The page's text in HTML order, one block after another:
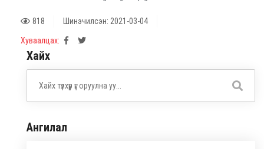
818 Шинэчилсэн: 2021-03-04
Хуваалцах:
Хайх
Ангилал